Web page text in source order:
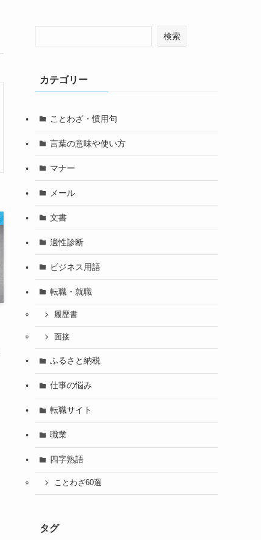
検索
カテゴリー
ことわざ・慣用句
言葉の意味や使い方
マナー
メール
文書
適性診断
ビジネス用語
転職・就職
履歴書
面接
ふるさと納税
仕事の悩み
転職サイト
職業
四字熟語
ことわざ60選
タグ